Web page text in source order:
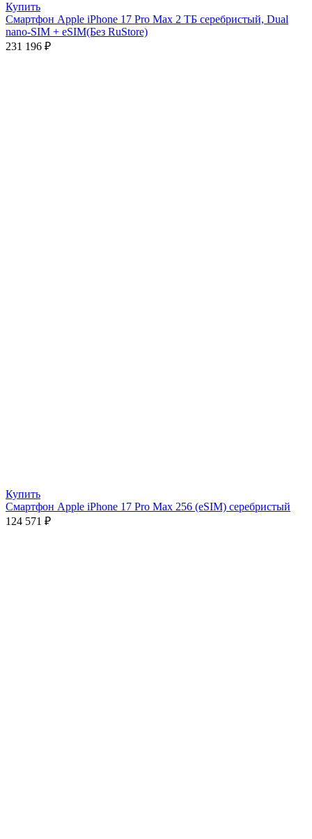
Купить
Смартфон Apple iPhone 17 Pro Max 2 ТБ серебристый, Dual
nano-SIM + eSIM(Без RuStore)
231 196 ₽
Купить
Смартфон Apple iPhone 17 Pro Max 256 (eSIM) серебристый
124 571 ₽